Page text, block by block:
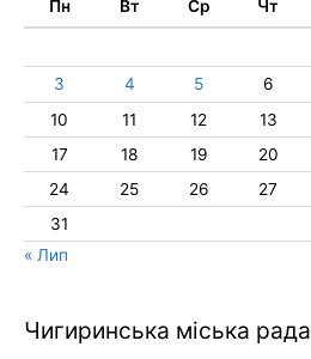
Пн Вт Ср Чт
3
4 5 6
10
11 12 13
17
18 19 20
24
25 26 27
31
« Лип
Чигиринська міська рада